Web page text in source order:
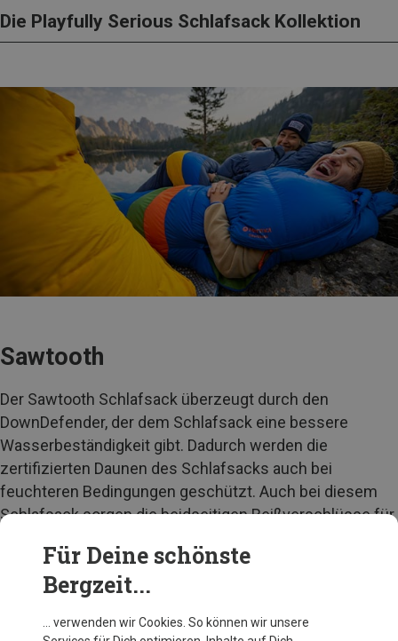
Die Playfully Serious Schlafsack Kollektion
Sawtooth
Der Sawtooth Schlafsack überzeugt durch den
DownDefender, der dem Schlafsack eine bessere
Wasserbeständigkeit gibt. Dadurch werden die
zertifizierten Daunen des Schlafsacks auch bei
feuchteren Bedingungen geschützt. Auch bei diesem
Schlafsack sorgen die beidseitigen Reißverschlüsse für
Reißverschlusskappe können im geöffneten Zustand
als Zusatzdecke verwendet werden. Überdies ist der
Reißverschluss versehen und hat eine innere
Für Deine schönste
Bergzeit...
… verwenden wir Cookies. So können wir unsere